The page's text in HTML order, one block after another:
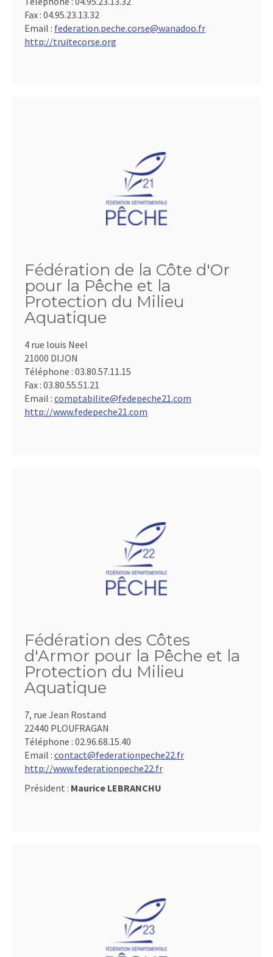
Fax : 04.95.23.13.32
Email : federation.peche.corse@wanadoo.fr
http://truitecorse.org
Fédération de la Côte d'Or
pour la Pêche et la
Protection du Milieu
Aquatique
4 rue louis Neel
21000 DIJON
Téléphone : 03.80.57.11.15
Fax : 03.80.55.51.21
Email : comptabilite@fedepeche21.com
http://www.fedepeche21.com
Fédération des Côtes
d'Armor pour la Pêche et la
Protection du Milieu
Aquatique
7, rue Jean Rostand
22440 PLOUFRAGAN
Téléphone : 02.96.68.15.40
Email : contact@federationpeche22.fr
http://www.federationpeche22.fr
Président : Maurice LEBRANCHU